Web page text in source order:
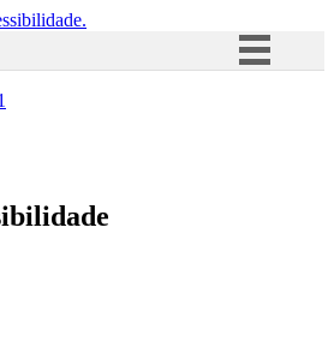
Acesso à informação